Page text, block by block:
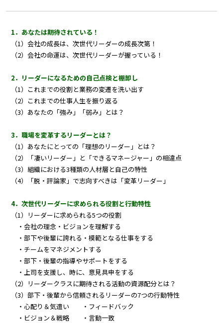
1．あなたは期待されている！
（1）会社の成長は、次世代リーダーの成長次第！
（2）会社の命運は、次世代リーダーが握っている！
2．リーダーになるための自己点検と棚卸し
（1）これまでの役割と業務の変遷を洗い出す
（2）これまでの仕事人生を振り返る
（3）あなたの「強み」「弱み」とは？
3．職場を変革するリーダーとは？
（1）あなたにとっての「理想のリーダー」とは？
（2）「凄いリーダー」と「できるマネージャー」の相違点
（3）組織における3種類の人材層と自己の特性
（4）「脱・評論家」で志向すべきは「変革リーダー」
4．次世代リーダーに求められる役割と行動特性
（1）リーダーに求められる5つの役割
・会社の理念・ビジョンを理解する
・部下や後輩に誇れる・模範となる仕事をする
・チームをマネジメントする
・部下・後輩の指導やサポートをする
・上司を支援し、時に、意見具申をする
（2）リーダークラスに期待される活動の資源配分とは？
（3）部下・後輩から信頼されるリーダーの7つの行動特性
・心配り＆気遣い ・フィードバック
・ビジョン＆戦略 ・言動一致